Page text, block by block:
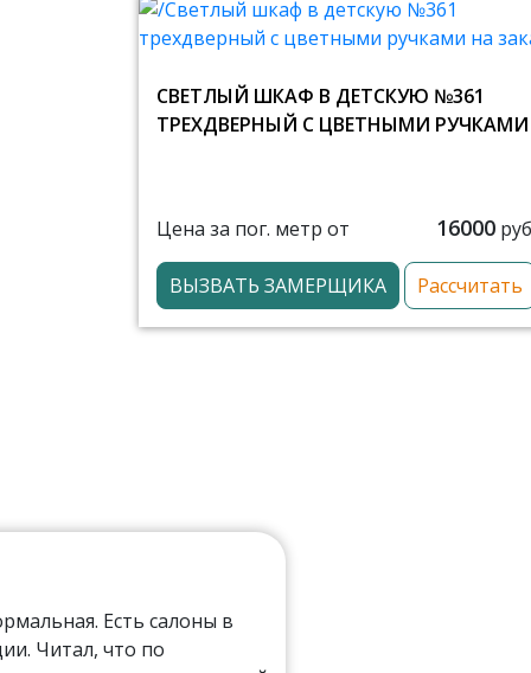
СВЕТЛЫЙ ШКАФ В ДЕТСКУЮ №361
ТРЕХДВЕРНЫЙ С ЦВЕТНЫМИ РУЧКАМИ
Цена за пог. метр от 16000
ВЫЗВАТЬ ЗАМЕРЩИКА Рассчитать
Есть салоны в
Читал, что по